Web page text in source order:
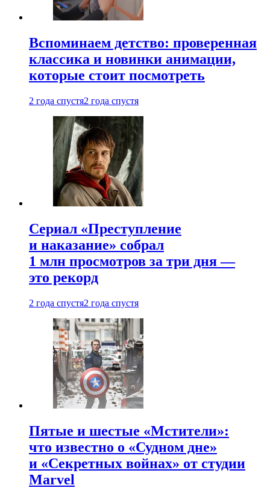
Вспоминаем детство: проверенная
классика и новинки анимации,
которые стоит посмотреть
2 года спустя2 года спустя
Сериал «Преступление
и наказание» собрал
1 млн просмотров за три дня —
это рекорд
2 года спустя2 года спустя
Пятые и шестые «Мстители»:
что известно о «Судном дне»
и «Секретных войнах» от студии
Marvel